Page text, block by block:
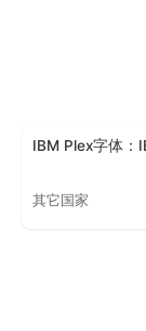
IBM Plex字体：
其它国家